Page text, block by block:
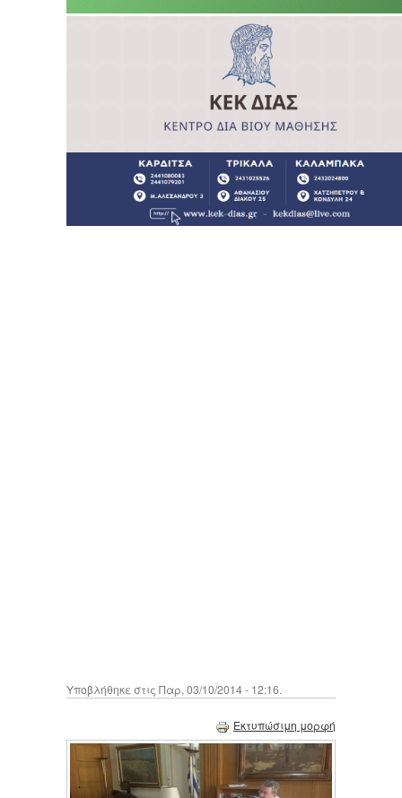
Υποβλήθηκε στις Παρ, 03/10/2014 - 12:16.
Εκτυπώσιμη μορφή